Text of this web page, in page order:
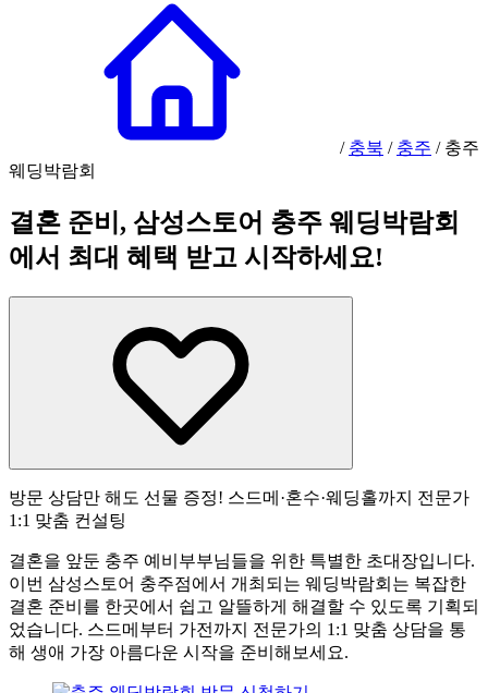
/ 충북 / 충주 / 충주
웨딩박람회
결혼 준비, 삼성스토어 충주 웨딩박람회
에서 최대 혜택 받고 시작하세요!
방문 상담만 해도 선물 증정! 스드메·혼수·웨딩홀까지 전문가
1:1 맞춤 컨설팅
결혼을 앞둔 충주 예비부부님들을 위한 특별한 초대장입니다.
이번 삼성스토어 충주점에서 개최되는 웨딩박람회는 복잡한
결혼 준비를 한곳에서 쉽고 알뜰하게 해결할 수 있도록 기획되
었습니다. 스드메부터 가전까지 전문가의 1:1 맞춤 상담을 통
해 생애 가장 아름다운 시작을 준비해보세요.